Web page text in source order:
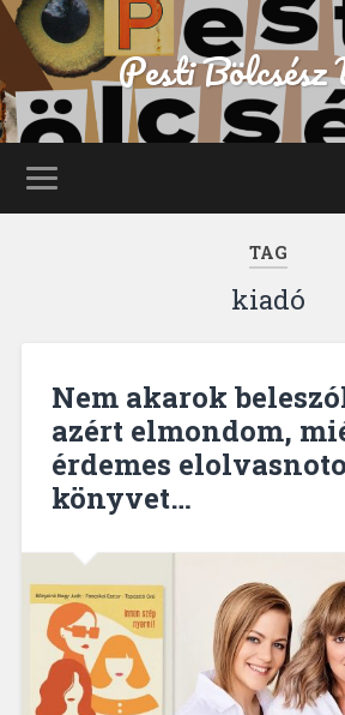
Pesti Bölcsész
TAG
kiadó
Nem akarok
azért elmondom,
érdemes
könyvet…